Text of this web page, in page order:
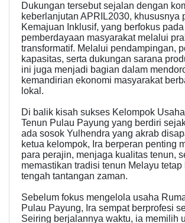
Dukungan tersebut sejalan dengan
keberlanjutan APRIL2030, khususnya
Kemajuan Inklusif, yang berfokus pada
pemberdayaan masyarakat melalui
transformatif. Melalui pendampingan,
kapasitas, serta dukungan sarana
ini juga menjadi bagian dalam
kemandirian ekonomi masyarakat
lokal.
Di balik kisah sukses Kelompok
Tenun Pulau Payung yang berdiri
ada sosok Yulhendra yang akrab
ketua kelompok, Ira berperan penting
para perajin, menjaga kualitas tenun,
memastikan tradisi tenun Melayu tetap
tengah tantangan zaman.
Sebelum fokus mengelola usaha
Pulau Payung, Ira sempat berprofesi
Seiring berjalannya waktu, ia memilih